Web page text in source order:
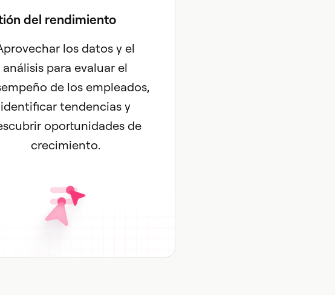
del rendimiento
los datos y el
análisis para evaluar el
de los empleados,
identificar tendencias y
oportunidades de
crecimiento.